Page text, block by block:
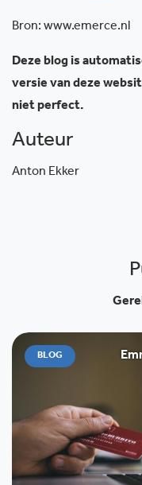
Bron: www.emerce.nl
Deze blog is
versie van deze
niet perfect.
Auteur
Anton Ekker
BLOG